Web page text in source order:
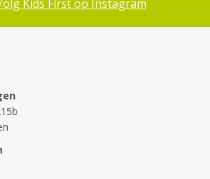
Kids First op Instagram